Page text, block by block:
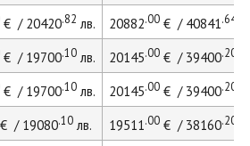
€ / 20420.82 лв. 20882.00€ / 40841.64
€ / 19700.10лв. 20145.00€ / 39400.20
€ / 19700.10лв. 20145.00€ / 39400.20
/ 19080.10лв. 19511.00€ / 38160.20